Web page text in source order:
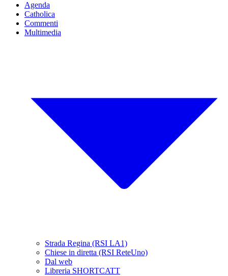
Agenda
Catholica
Commenti
Multimedia
Strada Regina (RSI LA1)
Chiese in diretta (RSI ReteUno)
Dal web
Libreria SHORTCATT